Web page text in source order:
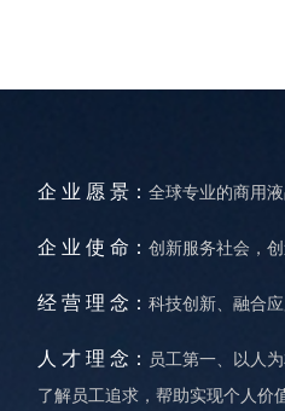
企 业 愿 景： 全球专业的商用
企 业 使 命： 创新服务社会，创
经 营 理 念： 科技创新、融合
人 才 理 念： 员工第一、以人
了解员工追求，帮助实现个人价